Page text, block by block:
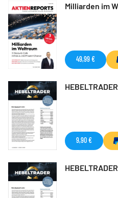
Milliarden im
49,99 €
9,90 €